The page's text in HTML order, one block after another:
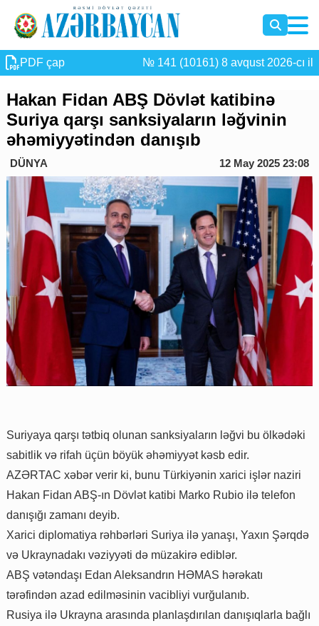
PDF çap № 141 (10161) 8 avqust 2026-cı il
Hakan Fidan ABŞ Dövlət katibinə
Suriya qarşı sanksiyaların ləğvinin
əhəmiyyətindən danışıb
DÜNYA 12 May 2025 23:08
Suriyaya qarşı tətbiq olunan sanksiyaların ləğvi bu ölkədəki
sabitlik və rifah üçün böyük əhəmiyyət kəsb edir.
AZƏRTAC xəbər verir ki, bunu Türkiyənin xarici işlər naziri
Hakan Fidan ABŞ-ın Dövlət katibi Marko Rubio ilə telefon
danışığı zamanı deyib.
Xarici diplomatiya rəhbərləri Suriya ilə yanaşı, Yaxın Şərqdə
və Ukraynadakı vəziyyəti də müzakirə ediblər.
ABŞ vətəndaşı Edan Aleksandrın HƏMAS hərəkatı
tərəfindən azad edilməsinin vacibliyi vurğulanıb.
Rusiya ilə Ukrayna arasında planlaşdırılan danışıqlarla bağlı